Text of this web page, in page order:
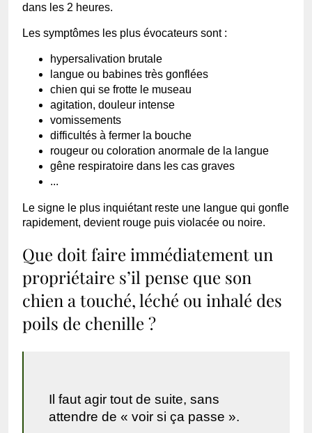
dans les 2 heures.
Les symptômes les plus évocateurs sont :
hypersalivation brutale
langue ou babines très gonflées
chien qui se frotte le museau
agitation, douleur intense
vomissements
difficultés à fermer la bouche
rougeur ou coloration anormale de la langue
gêne respiratoire dans les cas graves
...
Le signe le plus inquiétant reste une langue qui gonfle
rapidement, devient rouge puis violacée ou noire.
Que doit faire immédiatement un
propriétaire s’il pense que son
chien a touché, léché ou inhalé des
poils de chenille ?
Il faut agir tout de suite, sans
attendre de « voir si ça passe ».